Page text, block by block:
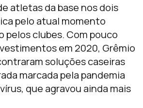
atletas da base nos dois
pelo atual momento
pelos clubes. Com pouco
em 2020, Grêmio
soluções caseiras
marcada pela pandemia
que agravou ainda mais